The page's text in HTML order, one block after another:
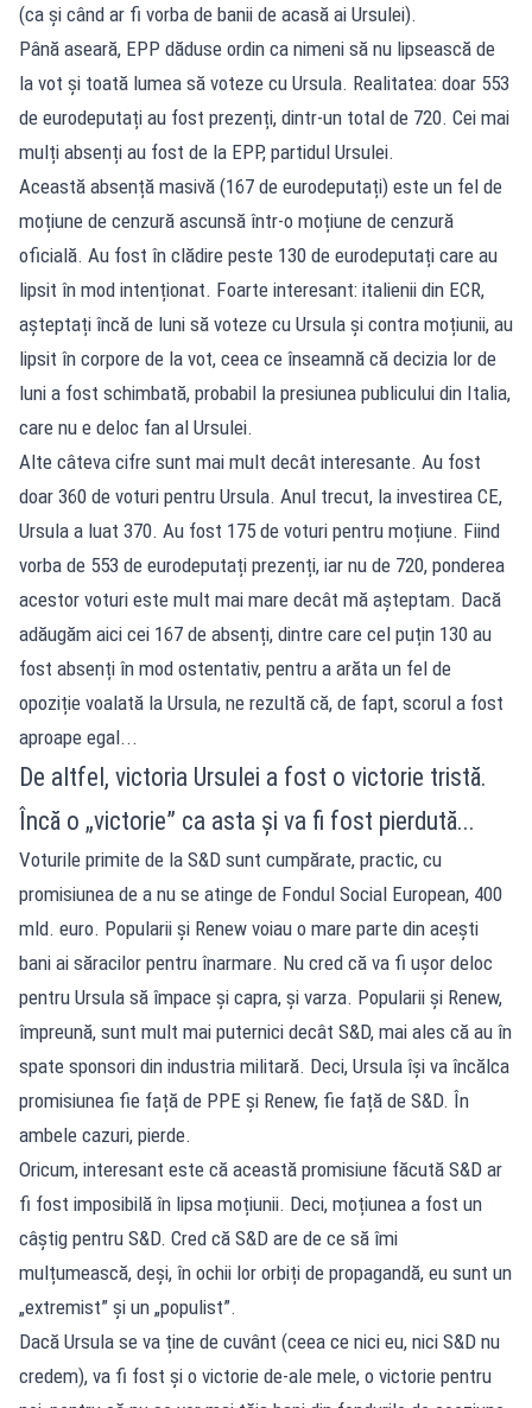
(ca și când ar fi vorba de banii de acasă ai Ursulei).
Până aseară, EPP dăduse ordin ca nimeni să nu lipsească de
la vot și toată lumea să voteze cu Ursula. Realitatea: doar 553
de eurodeputați au fost prezenți, dintr-un total de 720. Cei mai
mulți absenți au fost de la EPP, partidul Ursulei.
Această absență masivă (167 de eurodeputați) este un fel de
moțiune de cenzură ascunsă într-o moțiune de cenzură
oficială. Au fost în clădire peste 130 de eurodeputați care au
lipsit în mod intenționat. Foarte interesant: italienii din ECR,
așteptați încă de luni să voteze cu Ursula și contra moțiunii, au
lipsit în corpore de la vot, ceea ce înseamnă că decizia lor de
luni a fost schimbată, probabil la presiunea publicului din Italia,
care nu e deloc fan al Ursulei.
Alte câteva cifre sunt mai mult decât interesante. Au fost
doar 360 de voturi pentru Ursula. Anul trecut, la investirea CE,
Ursula a luat 370. Au fost 175 de voturi pentru moțiune. Fiind
vorba de 553 de eurodeputați prezenți, iar nu de 720, ponderea
acestor voturi este mult mai mare decât mă așteptam. Dacă
adăugăm aici cei 167 de absenți, dintre care cel puțin 130 au
fost absenți în mod ostentativ, pentru a arăta un fel de
opoziție voalată la Ursula, ne rezultă că, de fapt, scorul a fost
aproape egal...
De altfel, victoria Ursulei a fost o victorie tristă.
Încă o „victorie” ca asta și va fi fost pierdută...
Voturile primite de la S&D sunt cumpărate, practic, cu
promisiunea de a nu se atinge de Fondul Social European, 400
mld. euro. Popularii și Renew voiau o mare parte din acești
bani ai săracilor pentru înarmare. Nu cred că va fi ușor deloc
pentru Ursula să împace și capra, și varza. Popularii și Renew,
împreună, sunt mult mai puternici decât S&D, mai ales că au în
spate sponsori din industria militară. Deci, Ursula își va încălca
promisiunea fie față de PPE și Renew, fie față de S&D. În
ambele cazuri, pierde.
Oricum, interesant este că această promisiune făcută S&D ar
fi fost imposibilă în lipsa moțiunii. Deci, moțiunea a fost un
câștig pentru S&D. Cred că S&D are de ce să îmi
mulțumească, deși, în ochii lor orbiți de propagandă, eu sunt un
„extremist” și un „populist”.
Dacă Ursula se va ține de cuvânt (ceea ce nici eu, nici S&D nu
credem), va fi fost și o victorie de-ale mele, o victorie pentru